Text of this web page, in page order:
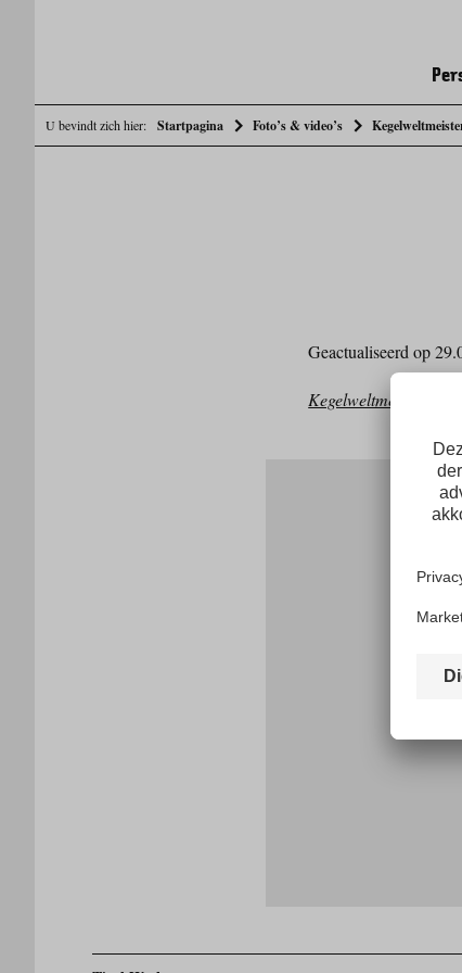
U bevindt zich hier: Startpagina Foto’s & video’s
Geactualiseerd op
E-